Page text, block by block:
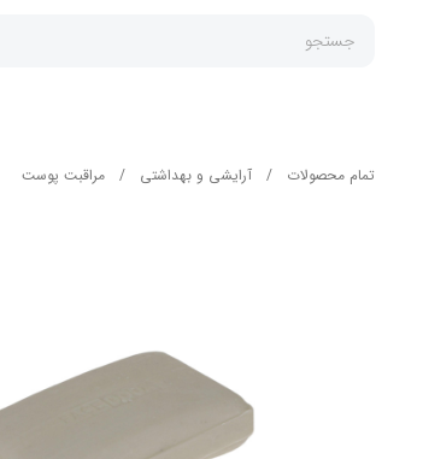
جستجو
تمام محصولات / آرایشی و بهداشتی / مراقبت پوست